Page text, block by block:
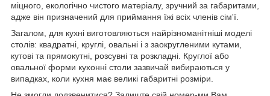
міцного, екологічно чистого матеріалу, зручний за габаритами,
адже він призначений для приймання їжі всіх членів сім'ї.
Загалом, для кухні виготовляються найрізноманітніші моделі
столів: квадратні, круглі, овальні і з заокругленими кутами,
кутові та прямокутні, розсувні та розкладні. Круглої або
овальної форми кухонні столи зазвичай вибираються у
випадках, коли кухня має великі габаритні розміри.